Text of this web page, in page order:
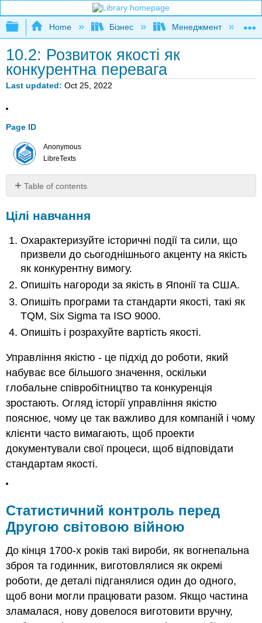
Expand/collapse global hierarchy
Home Бізнес Менеджмент
10.2: Розвиток якості як
конкурентна перевага
Last updated Oct 25, 2022
Page ID
Anonymous
LibreTexts
Table of contents
навчання
контроль
перед
Другою
світовою
війною
Статистичний
контроль
США
час
Другої
світової
війни
Контрольна
діаграма
показує
варіації
виробництва
бензину
Японія
Управління
в
Америці
Торгівля
та
стандарти
Цілі навчання
Охарактеризуйте історичні події та сили, що
призвели до сьогоднішнього акценту на якість
як конкурентну вимогу.
Опишіть нагороди за якість в Японії та США.
Опишіть програми та стандарти якості, такі як
TQM, Six Sigma та ISO 9000.
Опишіть і розрахуйте вартість якості.
Управління якістю - це підхід до роботи, який
набуває все більшого значення, оскільки
глобальне співробітництво та конкуренція
зростають. Огляд історії управління якістю
пояснює, чому це так важливо для компаній і чому
клієнти часто вимагають, щоб проекти
документували свої процеси, щоб відповідати
стандартам якості.
Статистичний контроль перед
Другою світовою війною
До кінця 1700-х років такі вироби, як вогнепальна
зброя та годинник, виготовлялися як окремі
роботи, де деталі підганялися один до одного,
щоб вони могли працювати разом. Якщо частина
зламалася, нову довелося виготовити вручну,